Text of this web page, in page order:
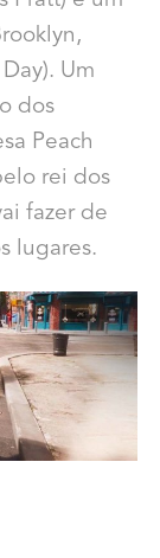
Um
dos
Peach
rei dos
fazer de
lugares.